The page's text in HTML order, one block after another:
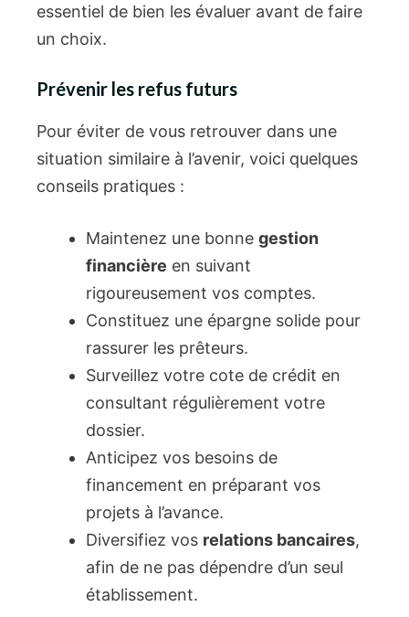
essentiel de bien les évaluer avant de faire
un choix.
Prévenir les refus futurs
Pour éviter de vous retrouver dans une
situation similaire à l’avenir, voici quelques
conseils pratiques :
Maintenez une bonne gestion
financière en suivant
rigoureusement vos comptes.
Constituez une épargne solide pour
rassurer les prêteurs.
Surveillez votre cote de crédit en
consultant régulièrement votre
dossier.
Anticipez vos besoins de
financement en préparant vos
projets à l’avance.
Diversifiez vos relations bancaires,
afin de ne pas dépendre d’un seul
établissement.